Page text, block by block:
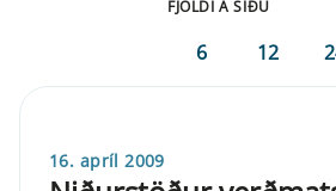
FJÖLDI Á SÍÐU
6 12
16. apríl 2009